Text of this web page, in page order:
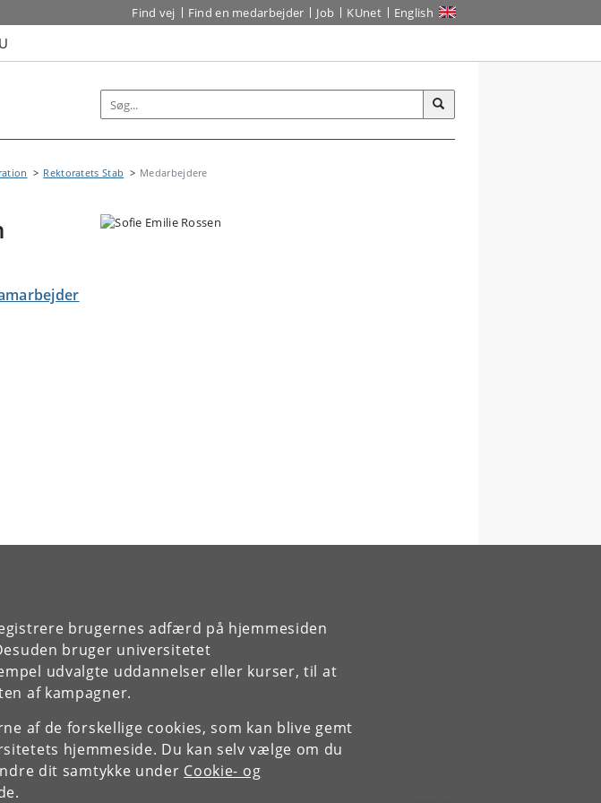
brugernes adfærd på hjemmesiden
bruger universitetet
udvalgte uddannelser eller kurser, til at
af kampagner.
af de forskellige cookies, som kan blive gemt
hjemmeside. Du kan selv vælge om du
dit samtykke under Cookie- og
Find vej Find en medarbejder Job KUnet English
Rektoratets Stab Medarbejdere